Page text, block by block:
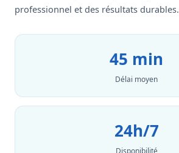
professionnel et des résultats durables.
45 min
Délai moyen
24h/7
Disponibilité